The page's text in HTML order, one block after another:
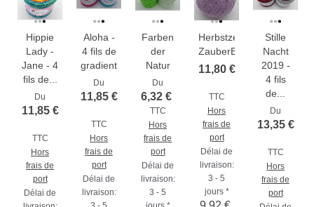
Hippie
Lady -
Jane - 4
fils de...
Du
11,85 €
TTC
Hors
frais de
port
Délai de
Aloha -
4 fils de
gradient...
Du
11,85 €
TTC
Hors
frais de
port
Délai de
livraison:
Farben
der
Natur
Du
6,32 €
TTC
Hors
frais de
port
Délai de
livraison:
3 - 5
Herbstzeitlose
ZauberEi
11,80 €
TTC
Hors
frais de
port
Délai de
livraison:
3 - 5
jours *
Stille
Nacht
2019 -
4 fils
de...
Du
13,35 €
TTC
Hors
frais de
port